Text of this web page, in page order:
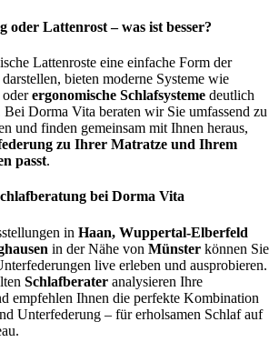
oder Lattenrost – was ist besser?
Lattenroste eine einfache Form der
bieten moderne Systeme wie
oderergonomische Schlafsysteme deutlich
Dorma Vita beraten wir Sie umfassend zu
und finden gemeinsam mit Ihnen heraus,
zu Ihrer Matratze und Ihrem
passt.
bei Dorma Vita
in Haan, Wuppertal-Elberfeld
in der Nähe von Münster können Sie
live erleben und ausprobieren.
Schlafberater analysieren Ihre
empfehlen Ihnen die perfekte Kombination
Unterfederung – für erholsamen Schlaf auf